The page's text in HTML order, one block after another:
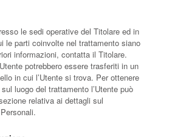
le sedi operative del Titolare ed in
le parti coinvolte nel trattamento siano
informazioni, contatta il Titolare.
potrebbero essere trasferiti in un
in cui l’Utente si trova. Per ottenere
luogo del trattamento l’Utente può
relativa ai dettagli sul